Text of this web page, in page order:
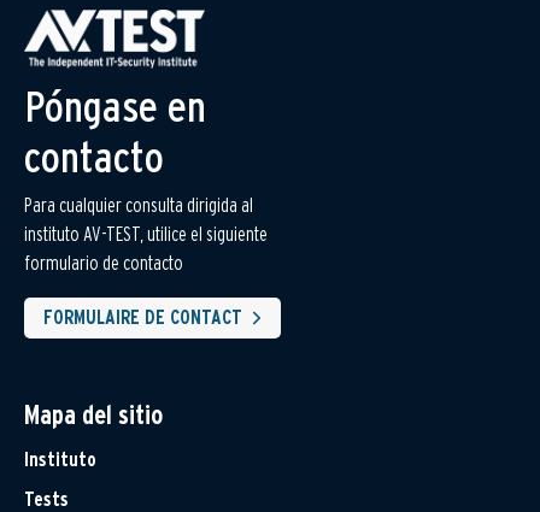
Póngase en
contacto
Para cualquier consulta dirigida al
instituto AV-TEST, utilice el siguiente
formulario de contacto
FORMULAIRE DE CONTACT
Mapa del sitio
Instituto
Tests